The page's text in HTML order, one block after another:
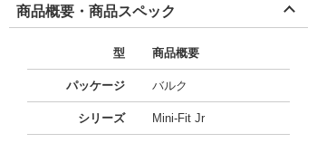
商品概要・商品スペック
型 商品概要
パッケージ バルク
シリーズ Mini-Fit Jr